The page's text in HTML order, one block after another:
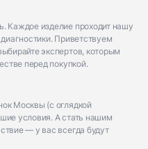
Каждое изделие проходит нашу
Приветствуем
экспертов, которым
перед покупкой.
Москвы (с оглядкой
условия. А стать нашим
— у вас всегда будут
и мы свяжемся
Earrings
Earrings